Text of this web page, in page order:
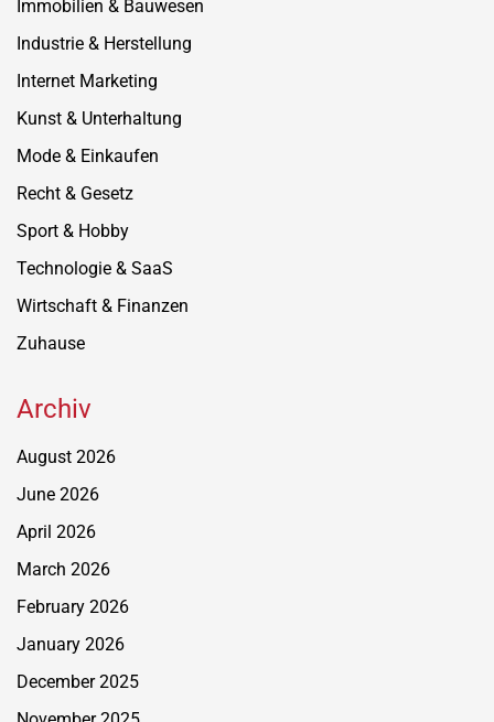
Immobilien & Bauwesen
Industrie & Herstellung
Internet Marketing
Kunst & Unterhaltung
Mode & Einkaufen
Recht & Gesetz
Sport & Hobby
Technologie & SaaS
Wirtschaft & Finanzen
Zuhause
Archiv
August 2026
June 2026
April 2026
March 2026
February 2026
January 2026
December 2025